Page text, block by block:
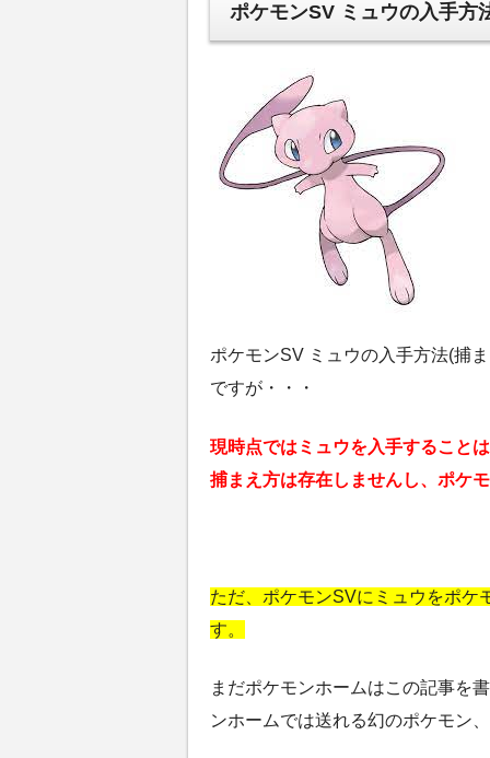
ポケモンSV ミュウの入手方
ポケモンSV ミュウの入手方法(捕
ですが・・・
現時点ではミュウを入手すること
捕まえ方は存在しませんし、ポケ
ただ、ポケモンSVにミュウをポケ
す。
まだポケモンホームはこの記事を
ンホームでは送れる幻のポケモン